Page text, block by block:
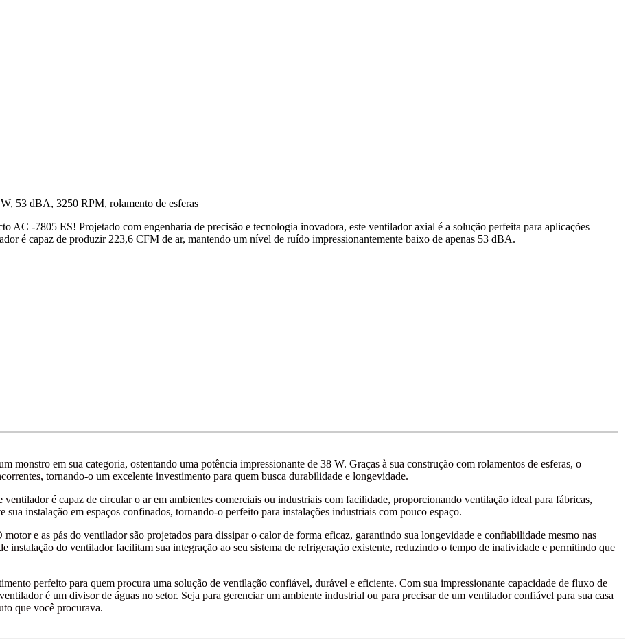
53 dBA, 3250 RPM, rolamento de esferas
AC -7805 ES! Projetado com engenharia de precisão e tecnologia inovadora, este ventilador axial é a solução perfeita para aplicações
é capaz de produzir 223,6 CFM de ar, mantendo um nível de ruído impressionantemente baixo de apenas 53 dBA.
em sua categoria, ostentando uma potência impressionante de 38 W. Graças à sua construção com rolamentos de esferas, o
tornando-o um excelente investimento para quem busca durabilidade e longevidade.
é capaz de circular o ar em ambientes comerciais ou industriais com facilidade, proporcionando ventilação ideal para fábricas,
instalação em espaços confinados, tornando-o perfeito para instalações industriais com pouco espaço.
e as pás do ventilador são projetados para dissipar o calor de forma eficaz, garantindo sua longevidade e confiabilidade mesmo nas
instalação do ventilador facilitam sua integração ao seu sistema de refrigeração existente, reduzindo o tempo de inatividade e permitindo que
perfeito para quem procura uma solução de ventilação confiável, durável e eficiente. Com sua impressionante capacidade de fluxo de
é um divisor de águas no setor. Seja para gerenciar um ambiente industrial ou para precisar de um ventilador confiável para sua casa
que você procurava.